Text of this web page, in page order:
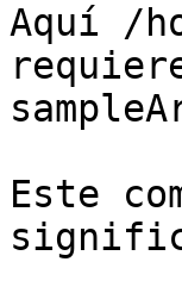
Aquí /
Este